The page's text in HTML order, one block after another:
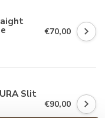
€70,00
Slit
€90,00